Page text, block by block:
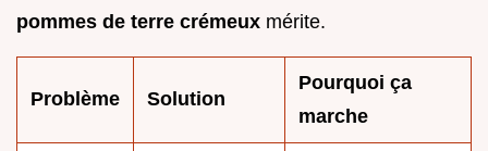
pommes de terre crémeux mérite.
Problème Solution
Pourquoi ça
marche